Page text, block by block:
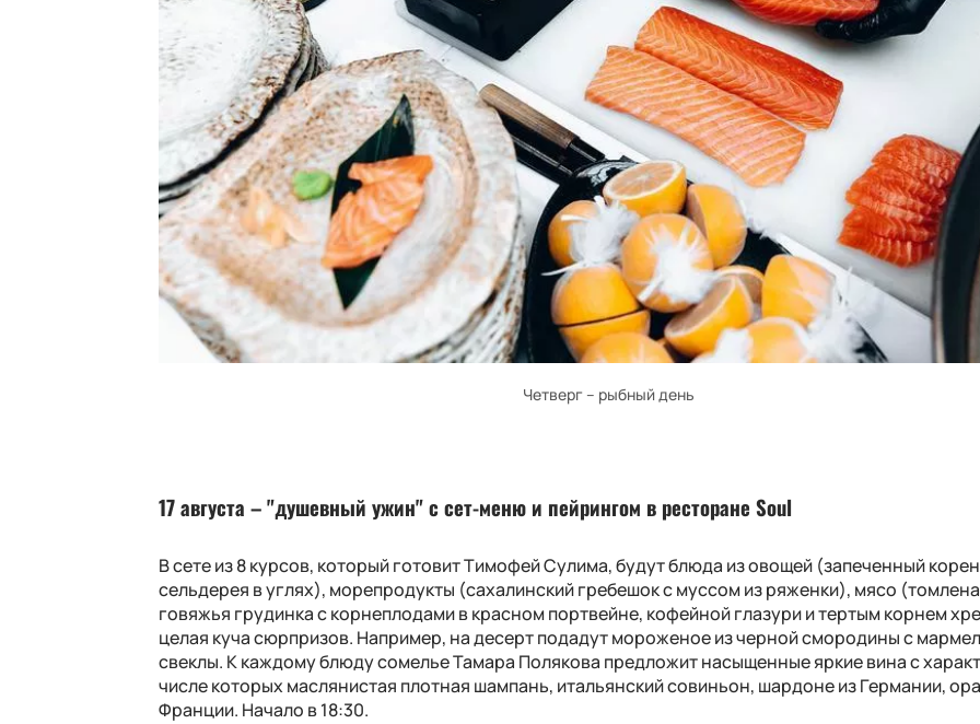
Четверг – рыбный день
17 августа – "душевный ужин" с сет-меню и пейрингом в ресторане Soul
В сете из 8 курсов, который готовит Тимофей Сулима, будут блюда из овощей (запеченный
сельдерея в углях), морепродукты (сахалинский гребешок с муссом из ряженки), мясо
говяжья грудинка с корнеплодами в красном портвейне, кофейной глазури и тертым корнем
целая куча сюрпризов. Например, на десерт подадут мороженое из черной смородины с
свеклы. К каждому блюду сомелье Тамара Полякова предложит насыщенные яркие вина с
числе которых маслянистая плотная шампань, итальянский совиньон, шардоне из Германии,
Франции. Начало в 18:30.